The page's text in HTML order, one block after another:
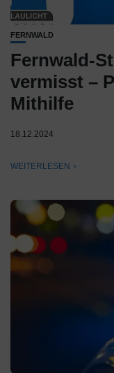
FERNWALD
Fernwald-
vermisst –
Mithilfe
18.12.2024
WEITERLESEN